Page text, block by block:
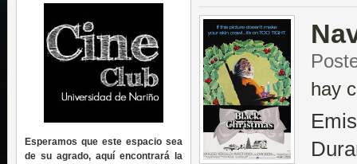
hay
Esperamos que este espacio sea
de su agrado, aquí encontrará la